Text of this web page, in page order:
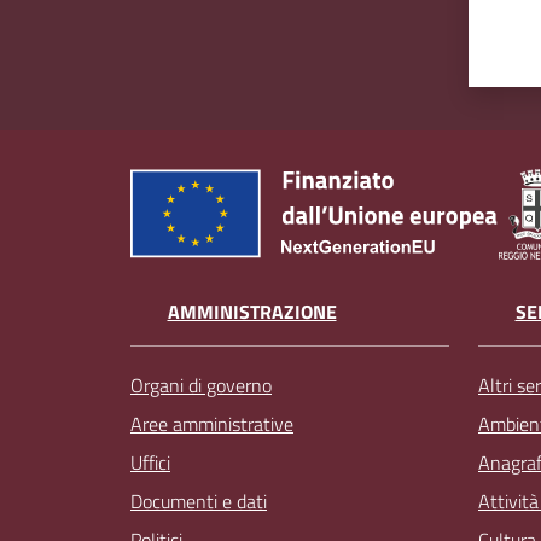
AMMINISTRAZIONE
Organi di governo
Aree amministrative
Uffici
Documenti e dati
Altri
Attività